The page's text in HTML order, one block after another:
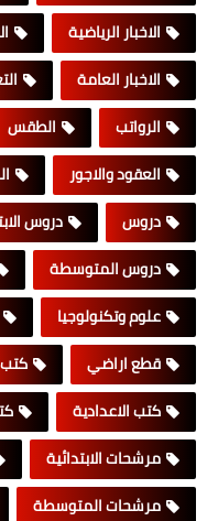
الاخبار الرياضية
الاخبار العامة
الرواتب
الطقس
العقود والاجور
دروس
دروس
دروس المتوسطة
علوم وتكنولوجيا
قطع اراضي
كتب
كتب الاعدادية
مرشحات الابتدائية
مرشحات المتوسطة